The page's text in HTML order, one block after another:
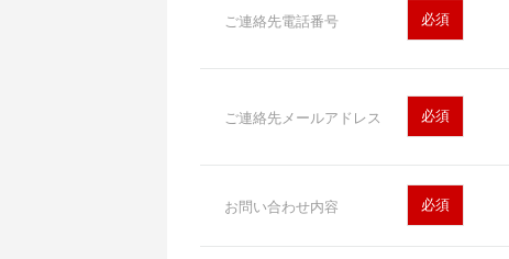
ご連絡先電話番号
必須
ご連絡先メールアドレス
必須
お問い合わせ内容 必須